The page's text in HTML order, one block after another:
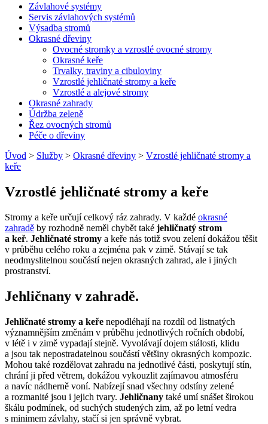
Závlahové systémy
Servis závlahových systémů
Výsadba stromů
Okrasné dřeviny
Ovocné stromky a vzrostlé ovocné stromy
Okrasné keře
Trvalky, traviny a cibuloviny
Vzrostlé jehličnaté stromy a keře
Vzrostlé a alejové stromy
Okrasné zahrady
Údržba zeleně
Řez ovocných stromů
Péče o dřeviny
Úvod > Služby > Okrasné dřeviny > Vzrostlé jehličnaté stromy a
keře
Vzrostlé jehličnaté stromy a keře
Stromy a keře určují celkový ráz zahrady. V každé okrasné
zahradě by rozhodně neměl chybět také jehličnatý strom
a keř. Jehličnaté stromy a keře nás totiž svou zelení dokážou těšit
v průběhu celého roku a zejména pak v zimě. Stávají se tak
neodmyslitelnou součástí nejen okrasných zahrad, ale i jiných
prostranství.
Jehličnany v zahradě.
Jehličnaté stromy a keře nepodléhají na rozdíl od listnatých
významnějším změnám v průběhu jednotlivých ročních období,
v létě i v zimě vypadají stejně. Vyvolávají dojem stálosti, klidu
a jsou tak nepostradatelnou součástí většiny okrasných kompozic.
Mohou také rozdělovat zahradu na jednotlivé části, poskytují stín,
chrání ji před větrem, dokážou vykouzlit zajímavou atmosféru
a navíc nádherně voní. Nabízejí snad všechny odstíny zelené
a rozmanité jsou i jejich tvary. Jehličnany také umí snášet širokou
škálu podmínek, od suchých studených zim, až po letní vedra
s minimem závlahy, stačí si jen správně vybrat.